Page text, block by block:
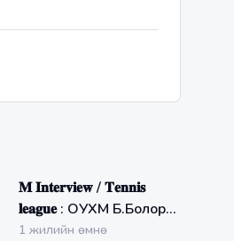
𝐌 𝐈𝐧𝐭𝐞𝐫𝐯𝐢𝐞𝐰 / 𝐓𝐞𝐧𝐧𝐢𝐬
𝐥𝐞𝐚𝐠𝐮𝐞 : ОУХМ Б.Болор-
эрдэнэ
1 жилийн өмнө